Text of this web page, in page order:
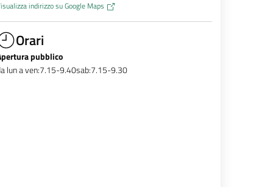
indirizzo su Google Maps
Orari
pubblico
lun a ven:7.15-9.40sab:7.15-9.30